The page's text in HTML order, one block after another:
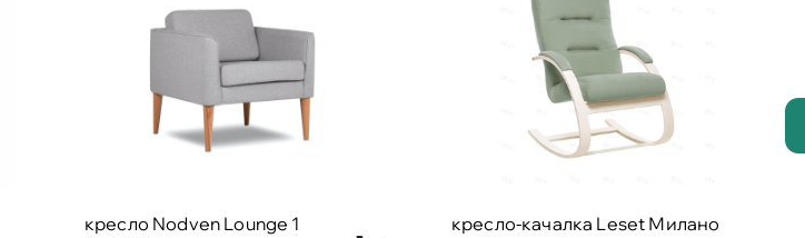
кресло Nodven Lounge 1
кресло-качалка Leset Милано